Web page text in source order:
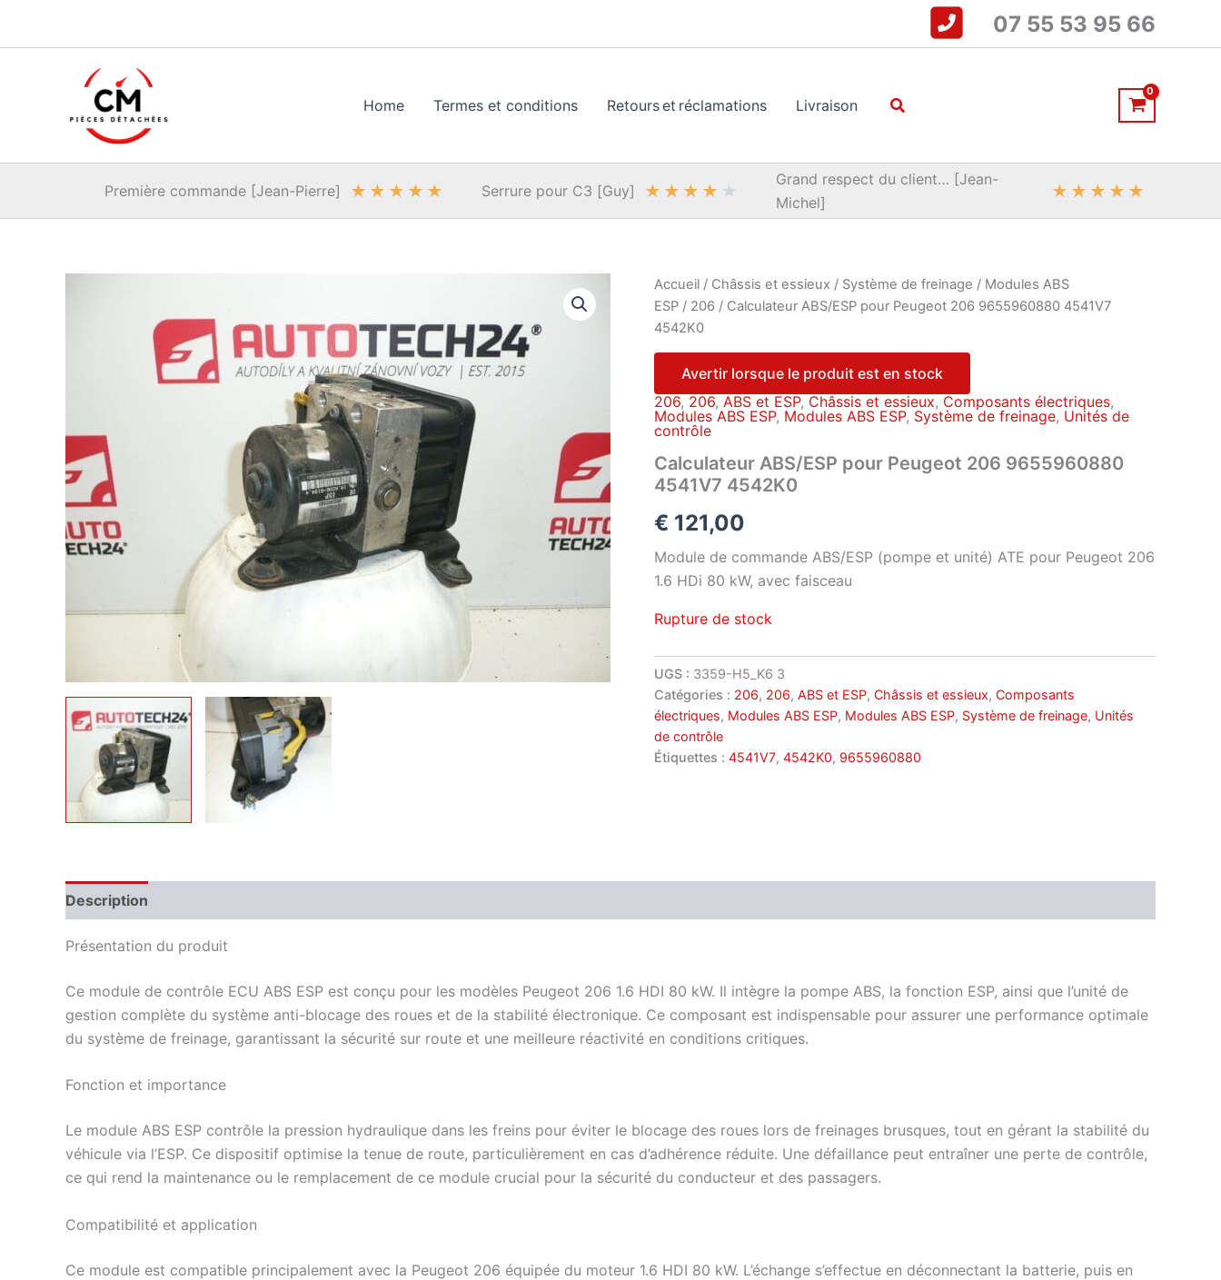
07 55 53 95 66
Home Termes et conditions Retours et réclamations Livraison Rechercher
Première commande [Jean-Pierre] ★ ★ ★ ★ ★ Serrure pour C3 [Guy] ★ ★ ★ ★ ★
Grand respect du client… [Jean-
Michel]
★ ★ ★ ★ ★
Accueil / Châssis et essieux / Système de freinage / Modules ABS
ESP / 206 / Calculateur ABS/ESP pour Peugeot 206 9655960880 4541V7
4542K0
Avertir lorsque le produit est en stock
206, 206, ABS et ESP, Châssis et essieux, Composants électriques,
Modules ABS ESP, Modules ABS ESP, Système de freinage, Unités de
contrôle
Calculateur ABS/ESP pour Peugeot 206 9655960880
4541V7 4542K0
€ 121,00
Module de commande ABS/ESP (pompe et unité) ATE pour Peugeot 206
1.6 HDi 80 kW, avec faisceau
Rupture de stock
UGS : 3359-H5_K6 3
Catégories : 206, 206, ABS et ESP, Châssis et essieux, Composants
électriques, Modules ABS ESP, Modules ABS ESP, Système de freinage, Unités
de contrôle
Étiquettes : 4541V7, 4542K0, 9655960880
Description
Présentation du produit
Ce module de contrôle ECU ABS ESP est conçu pour les modèles Peugeot 206 1.6 HDI 80 kW. Il intègre la pompe ABS, la fonction ESP, ainsi que l’unité de
gestion complète du système anti-blocage des roues et de la stabilité électronique. Ce composant est indispensable pour assurer une performance optimale
du système de freinage, garantissant la sécurité sur route et une meilleure réactivité en conditions critiques.
Fonction et importance
Le module ABS ESP contrôle la pression hydraulique dans les freins pour éviter le blocage des roues lors de freinages brusques, tout en gérant la stabilité du
véhicule via l’ESP. Ce dispositif optimise la tenue de route, particulièrement en cas d’adhérence réduite. Une défaillance peut entraîner une perte de contrôle,
ce qui rend la maintenance ou le remplacement de ce module crucial pour la sécurité du conducteur et des passagers.
Compatibilité et application
Ce module est compatible principalement avec la Peugeot 206 équipée du moteur 1.6 HDI 80 kW. L’échange s’effectue en déconnectant la batterie, puis en